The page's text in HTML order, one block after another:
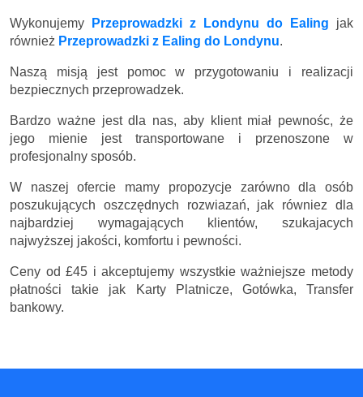
Wykonujemy Przeprowadzki z Londynu do Ealing jak
również Przeprowadzki z Ealing do Londynu.
Naszą misją jest pomoc w przygotowaniu i realizacji
bezpiecznych przeprowadzek.
Bardzo ważne jest dla nas, aby klient miał pewnośc, że
jego mienie jest transportowane i przenoszone w
profesjonalny sposób.
W naszej ofercie mamy propozycje zarówno dla osób
poszukujących oszczędnych rozwiazań, jak równiez dla
najbardziej wymagających klientów, szukajacych
najwyższej jakości, komfortu i pewności.
Ceny od £45 i akceptujemy wszystkie ważniejsze metody
płatności takie jak Karty Platnicze, Gotówka, Transfer
bankowy.